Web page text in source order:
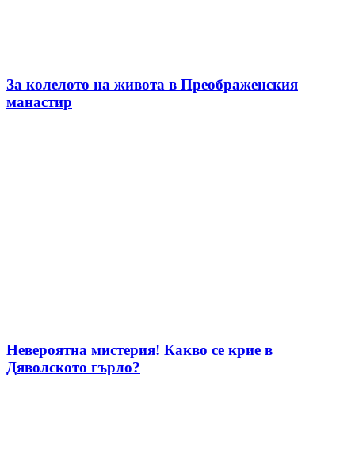
За колелото на живота в Преображенския
манастир
Невероятна мистерия! Какво се крие в
Дяволското гърло?